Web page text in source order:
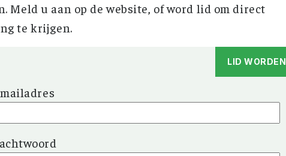
Meld u aan op de website, of word lid om direct
te krijgen.
LID WORDEN